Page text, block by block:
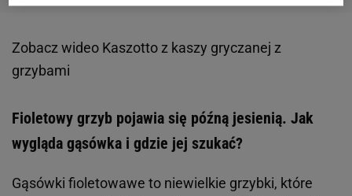
Zobacz wideo Kaszotto z kaszy gryczanej z
grzybami
Fioletowy grzyb pojawia się późną jesienią. Jak
wygląda gąsówka i gdzie jej szukać?
Gąsówki fioletowawe to niewielkie grzybki, które